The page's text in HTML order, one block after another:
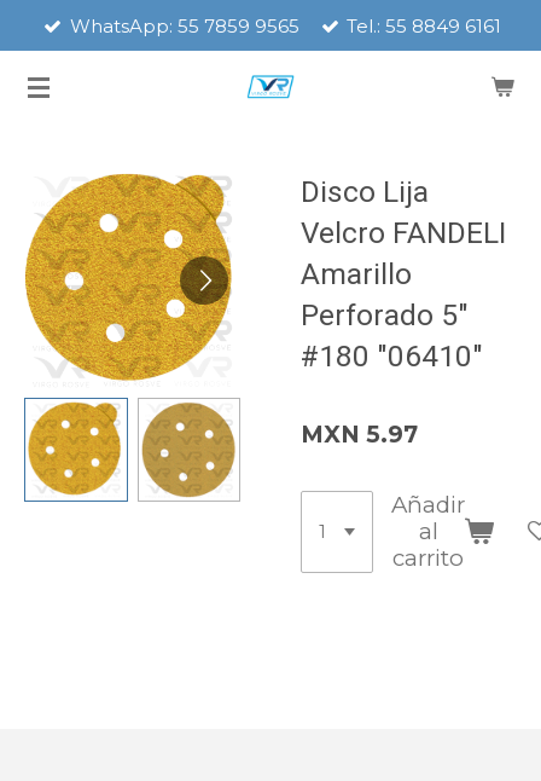
contenido
WhatsApp: 55 7859 9565 Tel.: 55 8849 6161
Disco Lija
Velcro FANDELI
Amarillo
Perforado 5"
#180 "06410"
MXN 5.97
Añadir
al
carrito